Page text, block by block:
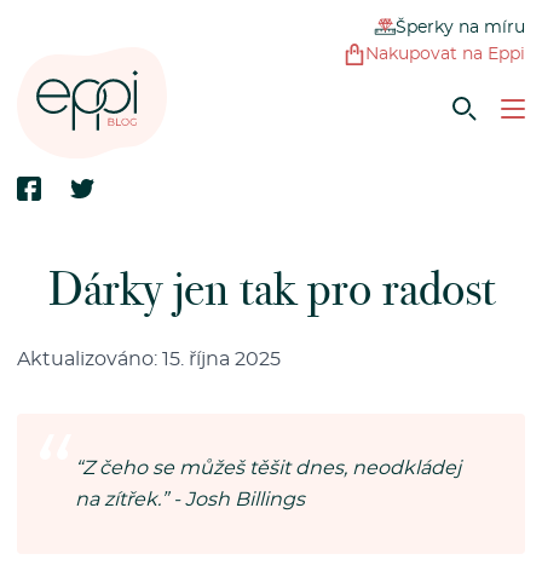
Šperky na míru
Nakupovat na Eppi
Dárky jen tak pro radost
Aktualizováno: 15. října 2025
“Z čeho se můžeš těšit dnes, neodkládej
na zítřek.” - Josh Billings